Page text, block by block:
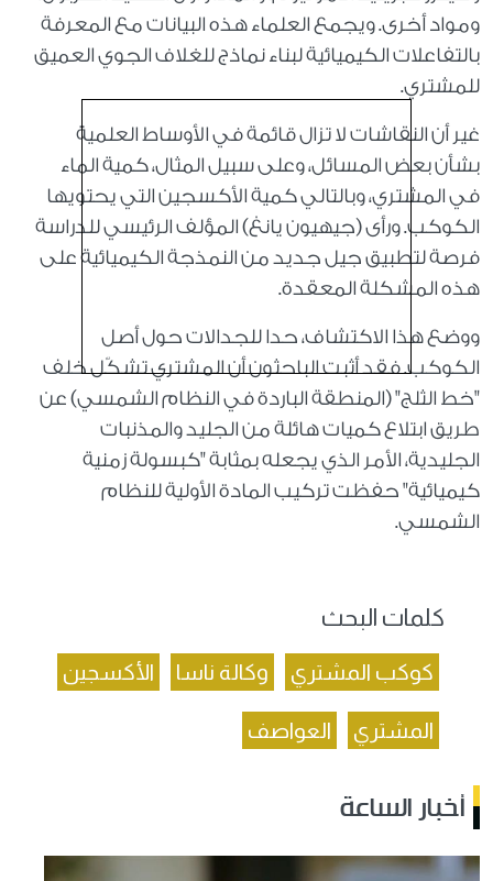
ومواد أخرى. ويجمع العلماء هذه البيانات مع المعرفة
بالتفاعلات الكيميائية لبناء نماذج للغلاف الجوي العميق
للمشتري.
غير أن النقاشات لا تزال قائمة في الأوساط العلمية
بشأن بعض المسائل، وعلى سبيل المثال، كمية الماء
في المشتري، وبالتالي كمية الأكسجين التي يحتويها
الكوكب. ورأى (جيهيون يانغ) المؤلف الرئيسي للدراسة
فرصة لتطبيق جيل جديد من النمذجة الكيميائية على
هذه المشكلة المعقدة.
ووضع هذا الاكتشاف، حدا للجدالات حول أصل
الكوكب. فقد أثبت الباحثون أن المشتري تشكّل خلف
"خط الثلج" (المنطقة الباردة في النظام الشمسي) عن
طريق ابتلاع كميات هائلة من الجليد والمذنبات
الجليدية، الأمر الذي يجعله بمثابة "كبسولة زمنية
كيميائية" حفظت تركيب المادة الأولية للنظام
الشمسي.
كلمات البحث
كوكب المشتري وكالة ناسا الأكسجين
المشتري العواصف
أخبار الساعة